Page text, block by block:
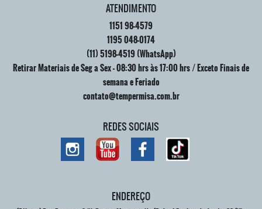
ATENDIMENTO
115198-4579
1195048-0174
(11)5198-4519(WhatsApp)
Retirar Materiais de Seg a Sex - 08:30 hrs às 17:00 hrs / Exceto Finais de
semana e Feriado
contato@tempermisa.com.br
REDES SOCIAIS
ENDEREÇO